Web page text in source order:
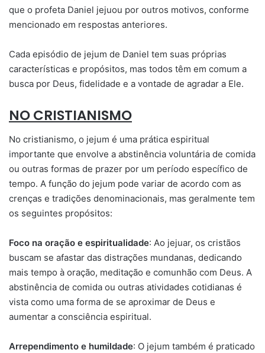
que o profeta Daniel jejuou por outros motivos, conforme
mencionado em respostas anteriores.
Cada episódio de jejum de Daniel tem suas próprias
características e propósitos, mas todos têm em comum a
busca por Deus, fidelidade e a vontade de agradar a Ele.
NO CRISTIANISMO
No cristianismo, o jejum é uma prática espiritual
importante que envolve a abstinência voluntária de comida
ou outras formas de prazer por um período específico de
tempo. A função do jejum pode variar de acordo com as
crenças e tradições denominacionais, mas geralmente tem
os seguintes propósitos:
Foco na oração e espiritualidade: Ao jejuar, os cristãos
buscam se afastar das distrações mundanas, dedicando
mais tempo à oração, meditação e comunhão com Deus. A
abstinência de comida ou outras atividades cotidianas é
vista como uma forma de se aproximar de Deus e
aumentar a consciência espiritual.
Arrependimento e humildade: O jejum também é praticado